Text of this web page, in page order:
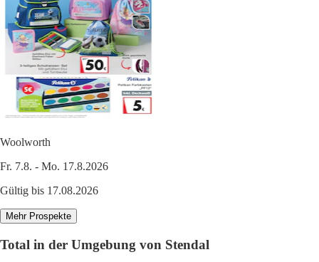
Woolworth
Fr. 7.8. - Mo. 17.8.2026
Gültig bis 17.08.2026
Mehr Prospekte
Total in der Umgebung von Stendal